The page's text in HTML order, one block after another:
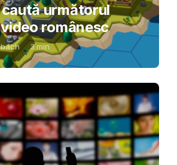
următorul
românesc
3min